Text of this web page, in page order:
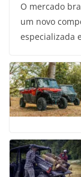
O mercado
um novo
especializada